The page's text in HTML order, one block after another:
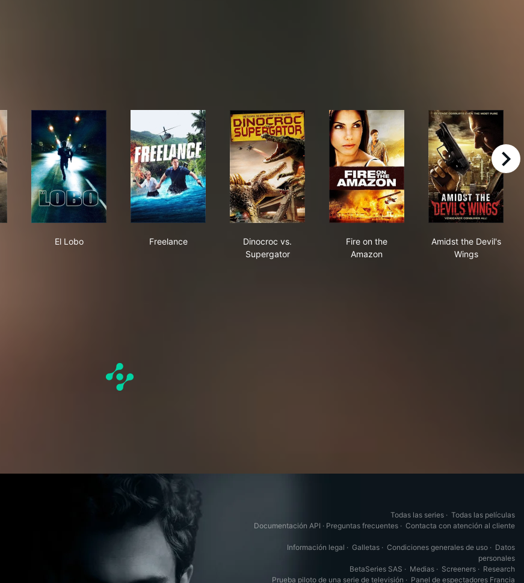
El Lobo
Freelance
Dinocroc vs.
Supergator
Fire on the
Amazon
Amidst the Devil's
Wings
right
Todas las series · Todas las películas
Documentación API · Preguntas frecuentes · Contacta con atención al cliente
Información legal · Galletas · Condiciones generales de uso · Datos
personales
BetaSeries SAS · Medias · Screeners · Research
Prueba piloto de una serie de televisión · Panel de espectadores Francia